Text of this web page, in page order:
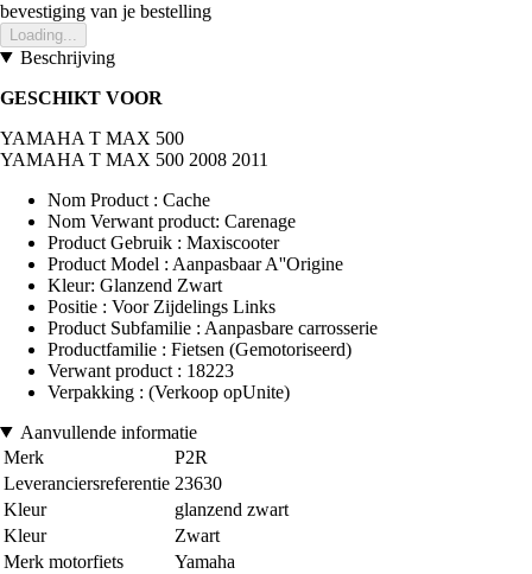
bevestiging van je bestelling
Loading...
Beschrijving
GESCHIKT VOOR
YAMAHA T MAX 500
YAMAHA T MAX 500 2008 2011
Nom Product : Cache
Nom Verwant product: Carenage
Product Gebruik : Maxiscooter
Product Model : Aanpasbaar A''Origine
Kleur: Glanzend Zwart
Positie : Voor Zijdelings Links
Product Subfamilie : Aanpasbare carrosserie
Productfamilie : Fietsen (Gemotoriseerd)
Verwant product : 18223
Verpakking : (Verkoop opUnite)
Aanvullende informatie
Merk
P2R
Leveranciersreferentie 23630
Kleur
glanzend zwart
Kleur
Zwart
Merk motorfiets
Yamaha